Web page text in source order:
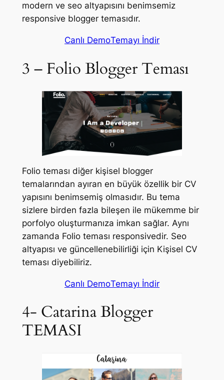
modern ve seo altyapısını benimsemiz
responsive blogger temasıdır.
Canlı DemoTemayı İndir
3 – Folio Blogger Teması
Folio teması diğer kişisel blogger
temalarından ayıran en büyük özellik bir CV
yapısını benimsemiş olmasıdır. Bu tema
sizlere birden fazla bileşen ile mükemme bir
porfolyo oluşturmanıza imkan sağlar. Aynı
zamanda Folio teması responsivedir. Seo
altyapısı ve güncellenebilirliği için Kişisel CV
teması diyebiliriz.
Canlı DemoTemayı İndir
4- Catarina Blogger
TEMASI